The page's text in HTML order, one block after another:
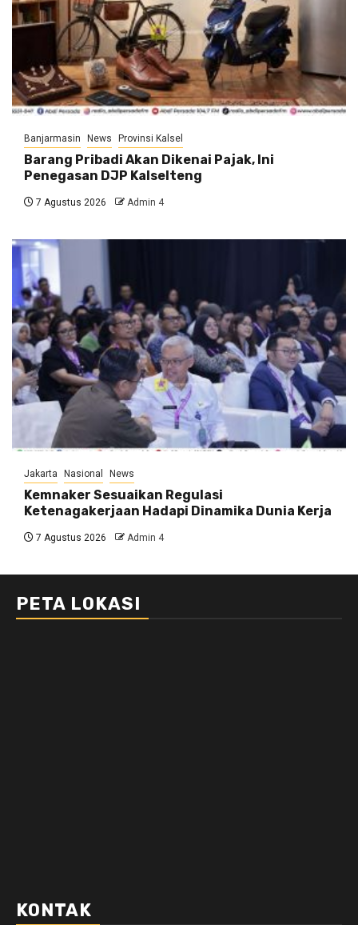
Banjarmasin News Provinsi Kalsel
Barang Pribadi Akan Dikenai Pajak, Ini
Penegasan DJP Kalselteng
7 Agustus 2026 Admin 4
Jakarta Nasional News
Kemnaker Sesuaikan Regulasi
Ketenagakerjaan Hadapi Dinamika Dunia Kerja
7 Agustus 2026 Admin 4
PETA LOKASI
KONTAK